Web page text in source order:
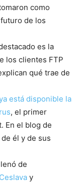
como
de los
es la
los clientes FTP
qué trae de
está disponible la
, el primer
En el blog de
él y de sus
de
Ceslava y